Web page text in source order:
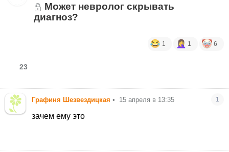
Может невролог скрывать
диагноз?
1 1 6
23
Графиня Шезвездицкая • 15 апреля в 13:35 1
зачем ему это